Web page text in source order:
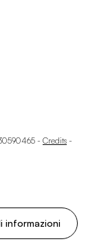
informazioni
- Credits -